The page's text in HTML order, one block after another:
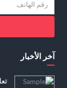
آخر الأخبار